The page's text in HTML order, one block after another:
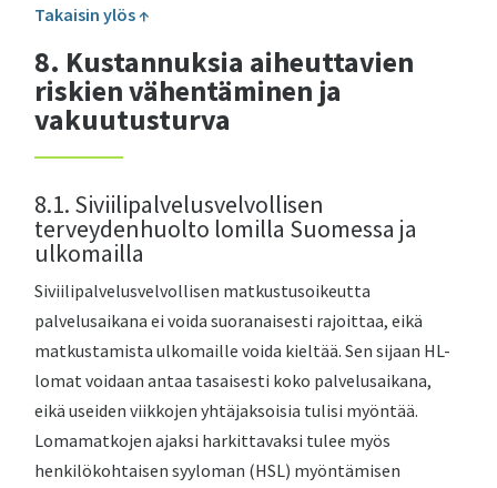
Takaisin ylös ↑
8. Kustannuksia aiheuttavien
riskien vähentäminen ja
vakuutusturva
8.1. Siviilipalvelusvelvollisen
terveydenhuolto lomilla Suomessa ja
ulkomailla
Siviilipalvelusvelvollisen matkustusoikeutta
palvelusaikana ei voida suoranaisesti rajoittaa, eikä
matkustamista ulkomaille voida kieltää. Sen sijaan HL-
lomat voidaan antaa tasaisesti koko palvelusaikana,
eikä useiden viikkojen yhtäjaksoisia tulisi myöntää.
Lomamatkojen ajaksi harkittavaksi tulee myös
henkilökohtaisen syyloman (HSL) myöntämisen